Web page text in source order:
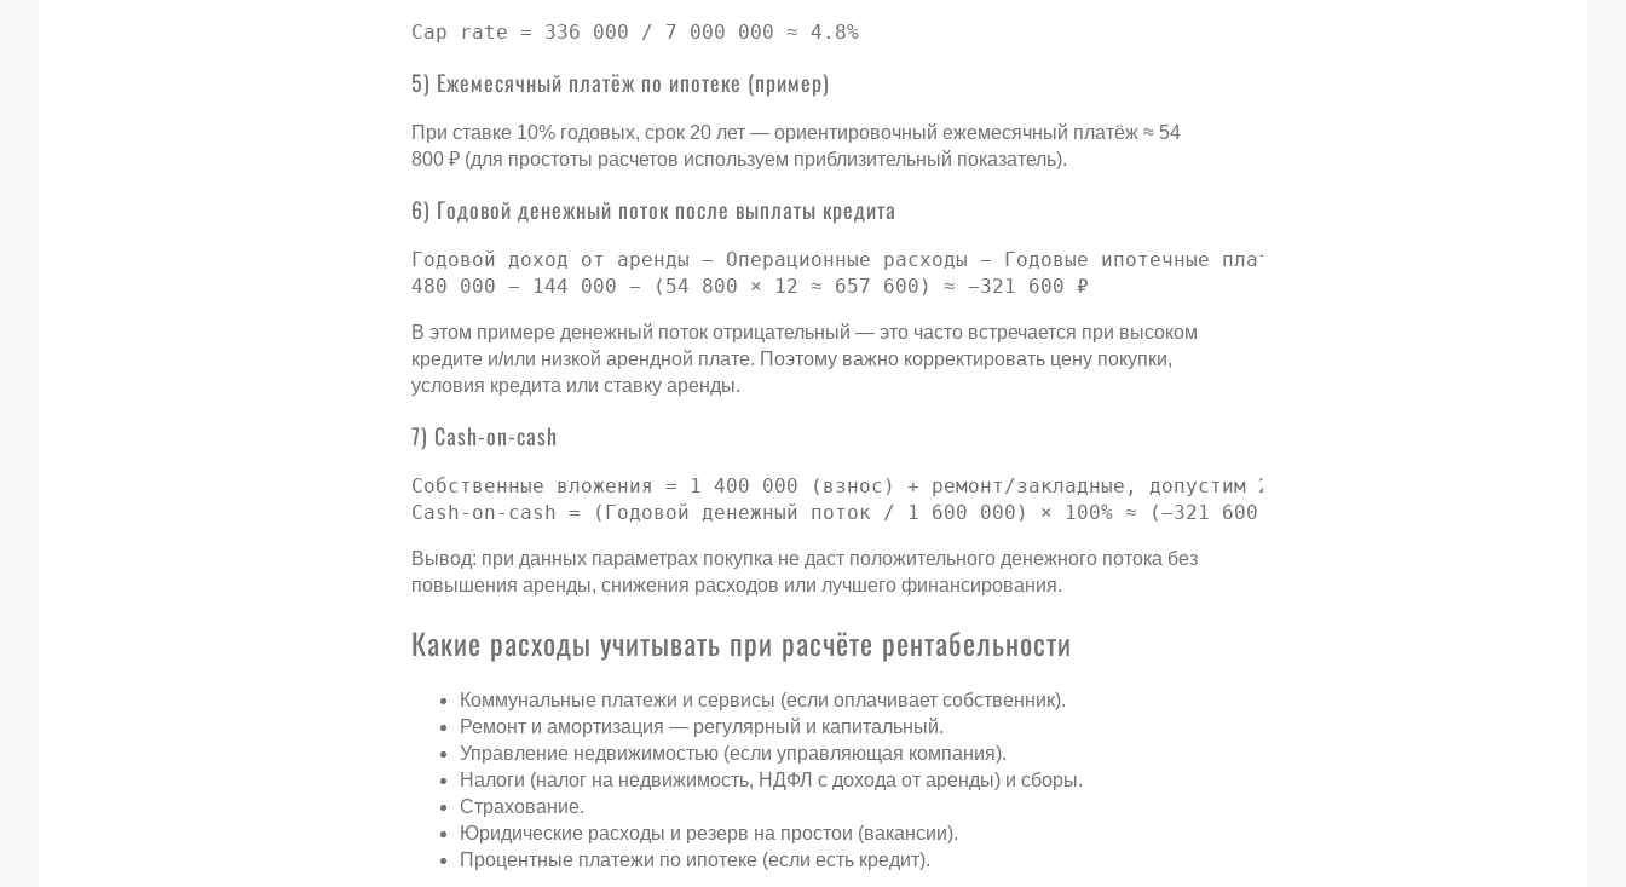
Cap rate = 336 000 / 7 000 000 ≈ 4.8%
5) Ежемесячный платёж по ипотеке (пример)
При ставке 10% годовых, срок 20 лет — ориентировочный ежемесячный платёж ≈ 54
800 ₽ (для простоты расчетов используем приблизительный показатель).
6) Годовой денежный поток после выплаты кредита
Годовой доход от аренды − Операционные расходы − Годовые ипотечные платежи =
480 000 − 144 000 − (54 800 × 12 ≈ 657 600) ≈ −321 600 ₽
В этом примере денежный поток отрицательный — это часто встречается при высоком
кредите и/или низкой арендной плате. Поэтому важно корректировать цену покупки,
условия кредита или ставку аренды.
7) Cash-on-cash
Собственные вложения = 1 400 000 (взнос) + ремонт/закладные, допустим 200 000 = 1 600 000 ₽
Cash-on-cash = (Годовой денежный поток / 1 600 000) × 100% ≈ (−321 600 / 1 600 000) ≈ −20.1%
Вывод: при данных параметрах покупка не даст положительного денежного потока без
повышения аренды, снижения расходов или лучшего финансирования.
Какие расходы учитывать при расчёте рентабельности
Коммунальные платежи и сервисы (если оплачивает собственник).
Ремонт и амортизация — регулярный и капитальный.
Управление недвижимостью (если управляющая компания).
Налоги (налог на недвижимость, НДФЛ с дохода от аренды) и сборы.
Страхование.
Юридические расходы и резерв на простои (вакансии).
Процентные платежи по ипотеке (если есть кредит).